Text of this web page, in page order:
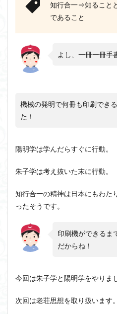
知行合一⇒知ること
であること
よし、一冊一冊手
機械の発明で何冊も印刷でき
た！
陽明学は学んだらすぐに行動。
朱子学は考え抜いた末に行動。
知行合一の精神は日本にもわた
ったそうです。
印刷機ができるま
だからね！
今回は朱子学と陽明学をやりま
次回は老荘思想を取り扱います。